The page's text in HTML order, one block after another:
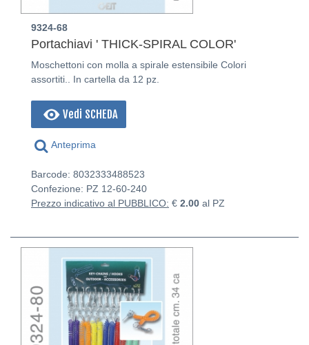
9324-68
Portachiavi ' THICK-SPIRAL COLOR'
Moschettoni con molla a spirale estensibile Colori
assortiti.. In cartella da 12 pz.
Vedi SCHEDA
Anteprima
Barcode: 8032333488523
Confezione: PZ 12-60-240
Prezzo indicativo al PUBBLICO: € 2.00 al PZ